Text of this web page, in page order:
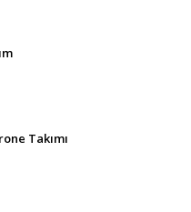
Takımı